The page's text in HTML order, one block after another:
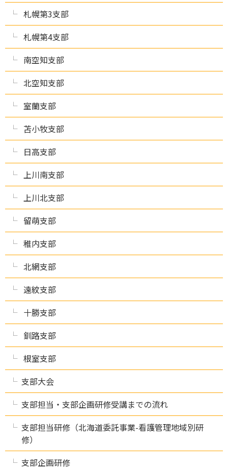
札幌第3支部
札幌第4支部
南空知支部
北空知支部
室蘭支部
苫小牧支部
日高支部
上川南支部
上川北支部
留萌支部
稚内支部
北網支部
遠紋支部
十勝支部
釧路支部
根室支部
支部大会
支部担当・支部企画研修受講までの流れ
支部担当研修（北海道委託事業-看護管理地域別研
修）
支部企画研修